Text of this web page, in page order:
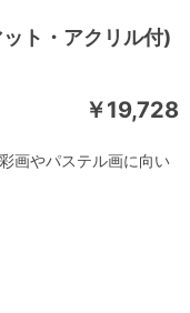
ト・アクリル付)
￥19,728
画やパステル画に向い